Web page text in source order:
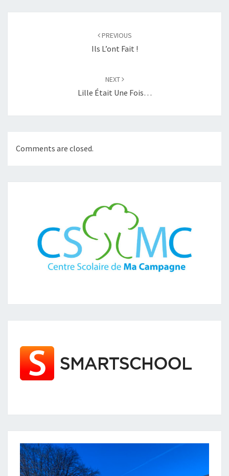
PREVIOUS
Ils L’ont Fait !
NEXT
Lille Était Une Fois…
Comments are closed.